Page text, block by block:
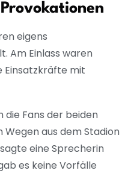
eigens
Am Einlass waren
Einsatzkräfte mit
die Fans der beiden
aus dem Stadion
eine Sprecherin
es keine Vorfälle